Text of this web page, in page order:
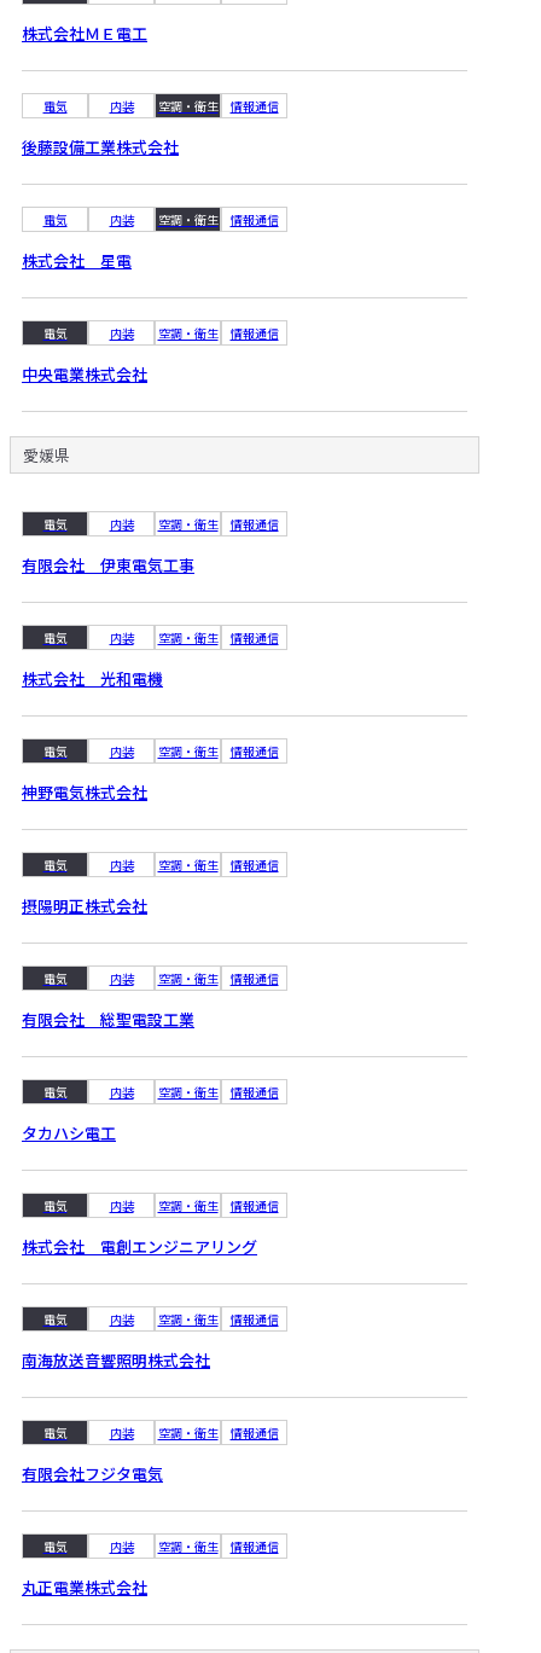
株式会社ＭＥ電工
電気 内装 空調・衛生 情報通信
後藤設備工業株式会社
電気 内装 空調・衛生 情報通信
株式会社 星電
電気 内装 空調・衛生 情報通信
中央電業株式会社
愛媛県
電気 内装 空調・衛生 情報通信
有限会社 伊東電気工事
電気 内装 空調・衛生 情報通信
株式会社 光和電機
電気 内装 空調・衛生 情報通信
神野電気株式会社
電気 内装 空調・衛生 情報通信
摂陽明正株式会社
電気 内装 空調・衛生 情報通信
有限会社 総聖電設工業
電気 内装 空調・衛生 情報通信
タカハシ電工
電気 内装 空調・衛生 情報通信
株式会社 電創エンジニアリング
電気 内装 空調・衛生 情報通信
南海放送音響照明株式会社
電気 内装 空調・衛生 情報通信
有限会社フジタ電気
電気 内装 空調・衛生 情報通信
丸正電業株式会社